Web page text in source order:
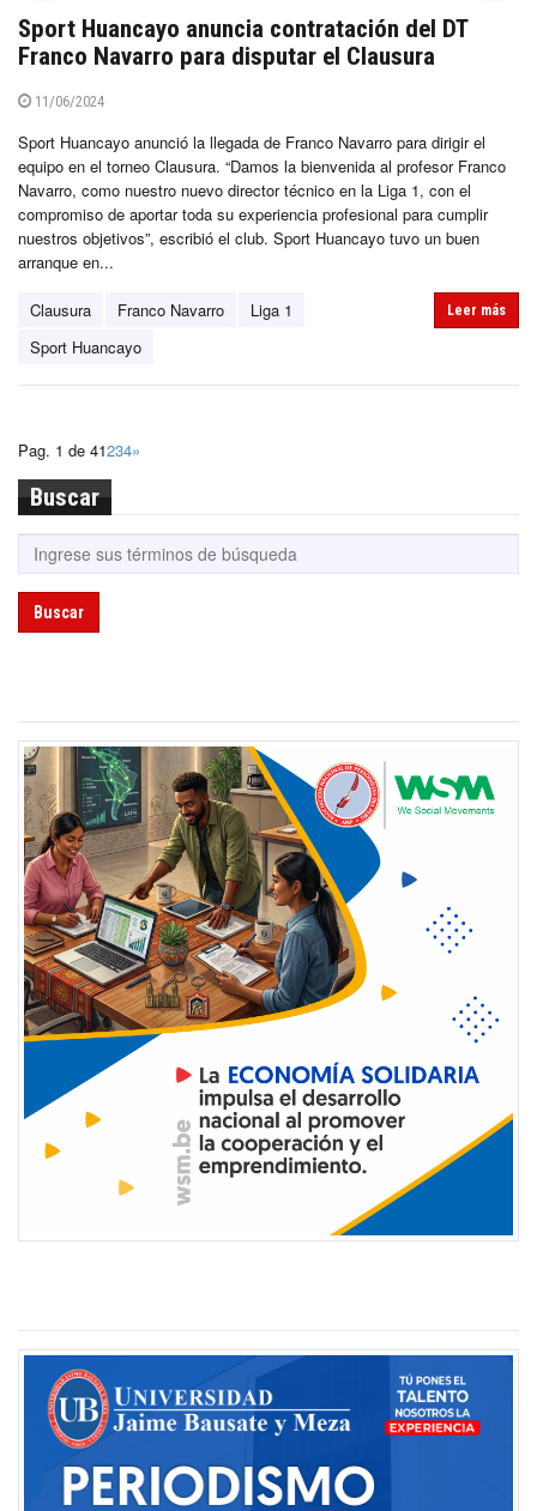
Sport Huancayo anuncia contratación del DT
Franco Navarro para disputar el Clausura
11/06/2024
Sport Huancayo anunció la llegada de Franco Navarro para dirigir el
equipo en el torneo Clausura. “Damos la bienvenida al profesor Franco
Navarro, como nuestro nuevo director técnico en la Liga 1, con el
compromiso de aportar toda su experiencia profesional para cumplir
nuestros objetivos”, escribió el club. Sport Huancayo tuvo un buen
arranque en...
Clausura Franco Navarro
Liga 1
Sport Huancayo
Leer más
Pag. 1 de 41234»
Buscar
Buscar